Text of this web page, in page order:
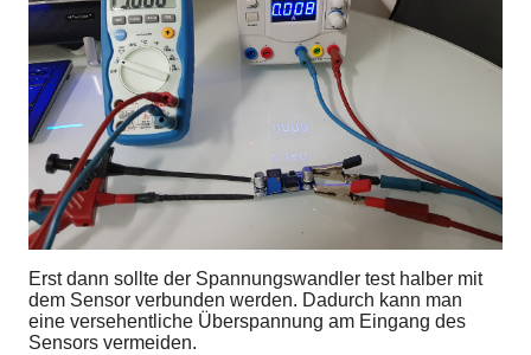
Erst dann sollte der Spannungswandler test halber mit
dem Sensor verbunden werden. Dadurch kann man
eine versehentliche Überspannung am Eingang des
Sensors vermeiden.